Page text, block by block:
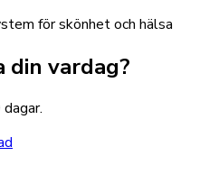
för skönhet och hälsa
vardag?